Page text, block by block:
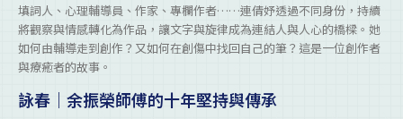
填詞人、心理輔導員、作家、專欄作者……連倩妤透過不同身份，持續
將觀察與情感轉化為作品，讓文字與旋律成為連結人與人心的橋樑。她
如何由輔導走到創作？又如何在創傷中找回自己的筆？這是一位創作者
與療癒者的故事。
詠春｜余振榮師傅的十年堅持與傳承